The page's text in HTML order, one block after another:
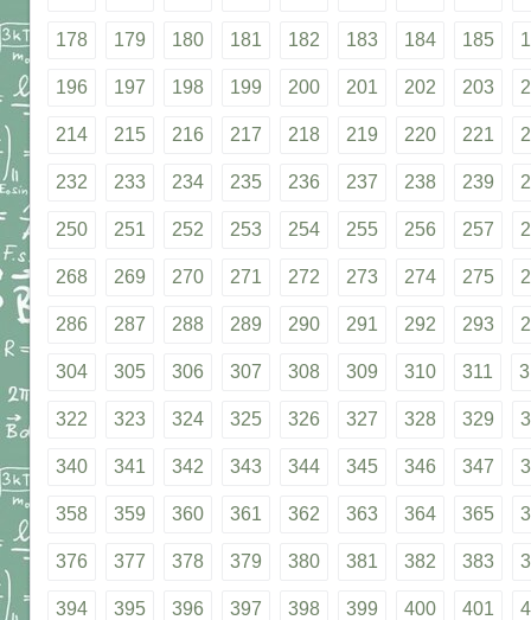
178 179 180 181 182 183 184 185
196 197 198 199 200 201 202 203
214 215 216 217 218 219 220 221
232 233 234 235 236 237 238 239
250 251 252 253 254 255 256 257
268 269 270 271 272 273 274 275
286 287 288 289 290 291 292 293
304 305 306 307 308 309 310 311
322 323 324 325 326 327 328 329
340 341 342 343 344 345 346 347
358 359 360 361 362 363 364 365
376 377 378 379 380 381 382 383
394 395 396 397 398 399 400 401